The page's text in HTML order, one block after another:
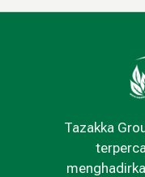
Tazakka